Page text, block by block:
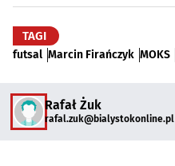
TAGI
futsal Marcin Firańczyk MOKS
Rafał Żuk
rafal.zuk@bialystokonline.pl